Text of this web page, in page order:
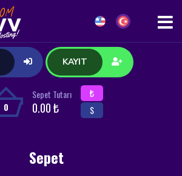
KAYIT
0
Sepet Tutarı
0.00 ₺
₺
$
Sepet